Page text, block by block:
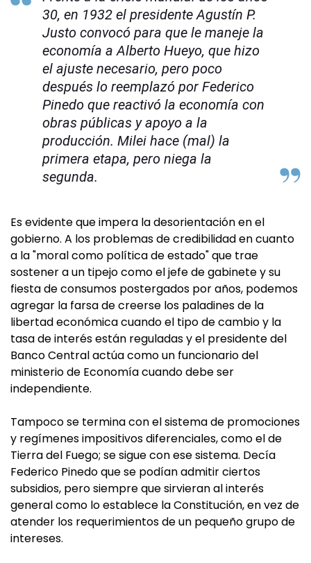
30, en 1932 el presidente Agustín P.
Justo convocó para que le maneje la
economía a Alberto Hueyo, que hizo
el ajuste necesario, pero poco
después lo reemplazó por Federico
Pinedo que reactivó la economía con
obras públicas y apoyo a la
producción. Milei hace (mal) la
primera etapa, pero niega la
segunda.
Es evidente que impera la desorientación en el
gobierno. A los problemas de credibilidad en cuanto
a la "moral como política de estado" que trae
sostener a un tipejo como el jefe de gabinete y su
fiesta de consumos postergados por años, podemos
agregar la farsa de creerse los paladines de la
libertad económica cuando el tipo de cambio y la
tasa de interés están reguladas y el presidente del
Banco Central actúa como un funcionario del
ministerio de Economía cuando debe ser
independiente.
Tampoco se termina con el sistema de promociones
y regímenes impositivos diferenciales, como el de
Tierra del Fuego; se sigue con ese sistema. Decía
Federico Pinedo que se podían admitir ciertos
subsidios, pero siempre que sirvieran al interés
general como lo establece la Constitución, en vez de
atender los requerimientos de un pequeño grupo de
intereses.